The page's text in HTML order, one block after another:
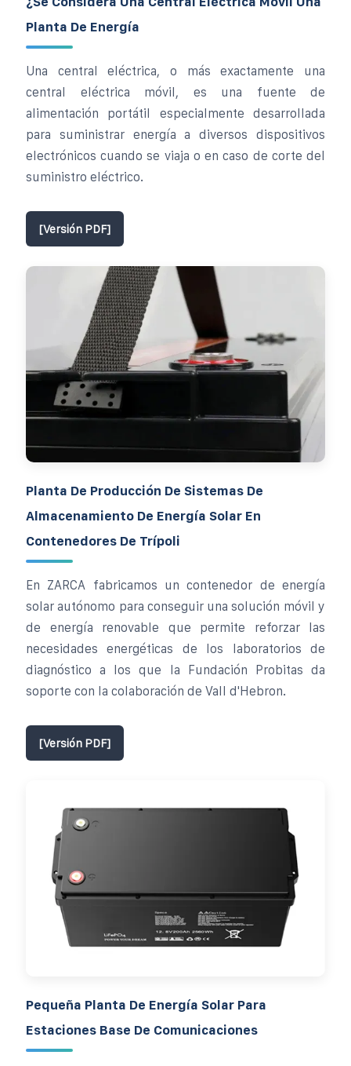
Planta De Energía
Una central eléctrica, o más exactamente una
central eléctrica móvil, es una fuente de
alimentación portátil especialmente desarrollada
para suministrar energía a diversos dispositivos
electrónicos cuando se viaja o en caso de corte del
suministro eléctrico.
[Versión PDF]
Planta De Producción De Sistemas De
Almacenamiento De Energía Solar En
Contenedores De Trípoli
En ZARCA fabricamos un contenedor de energía
solar autónomo para conseguir una solución móvil y
de energía renovable que permite reforzar las
necesidades energéticas de los laboratorios de
diagnóstico a los que la Fundación Probitas da
soporte con la colaboración de Vall d'Hebron.
[Versión PDF]
Pequeña Planta De Energía Solar Para
Estaciones Base De Comunicaciones